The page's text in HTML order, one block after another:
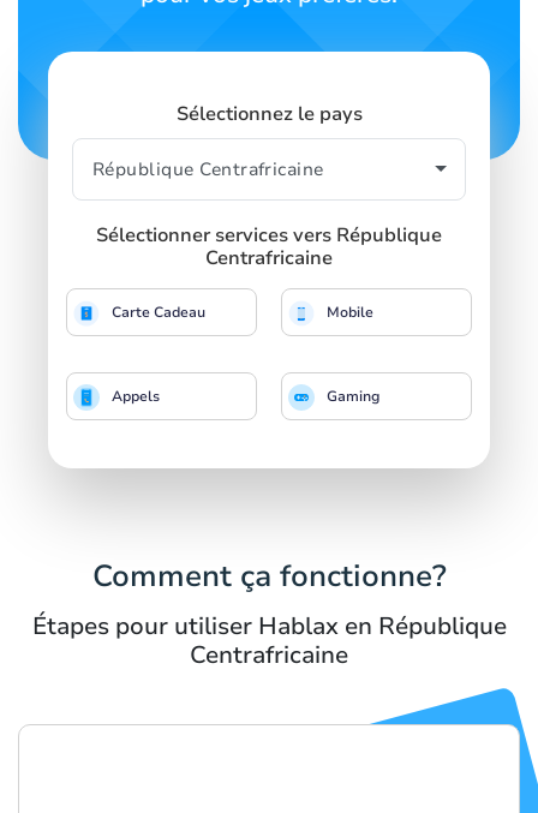
Sélectionnez le pays
Sélectionner services vers République
Centrafricaine
Carte Cadeau Mobile
Appels Gaming
Comment ça fonctionne?
Étapes pour utiliser Hablax en République
Centrafricaine